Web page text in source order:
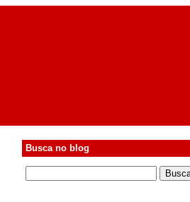
Busca no blog